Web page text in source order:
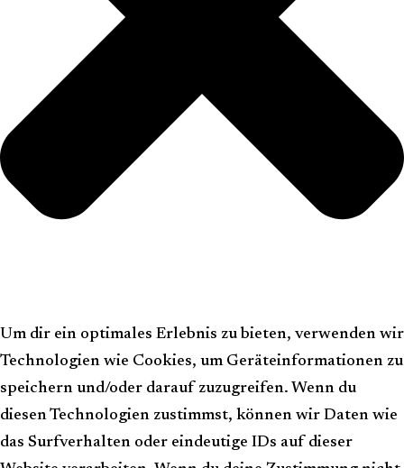
Um dir ein optimales Erlebnis zu bieten, verwenden wir
Technologien wie Cookies, um Geräteinformationen zu
speichern und/oder darauf zuzugreifen. Wenn du
diesen Technologien zustimmst, können wir Daten wie
das Surfverhalten oder eindeutige IDs auf dieser